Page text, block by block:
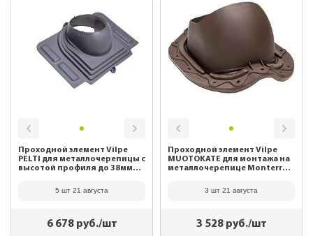
Проходной элемент Vilpe
PELTI для металлочерепицы с
высотой профиля до 38мм
5 шт 21 августа
6 678руб./шт
Проходной элемент Vilpe
MUOTOKATE для монтажа на
металлочерепице Monterrey
3 шт 21 августа
3 528руб./шт